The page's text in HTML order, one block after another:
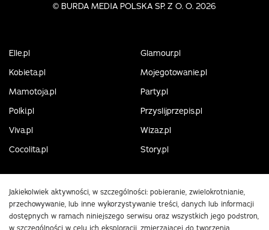
© BURDA MEDIA POLSKA SP. Z O. O. 2026
Elle.pl
Glamour.pl
Kobieta.pl
Mojegotowanie.pl
Mamotoja.pl
Party.pl
Polki.pl
Przyslijprzepis.pl
Viva.pl
Wizaz.pl
Cocolita.pl
Story.pl
Jakiekolwiek aktywności, w szczególności: pobieranie, zwielokrotnianie,
przechowywanie, lub inne wykorzystywanie treści, danych lub informacji
dostępnych w ramach niniejszego serwisu oraz wszystkich jego podstron,
w szczególności w celu ich eksploracji, zmierzającej do tworzenia,